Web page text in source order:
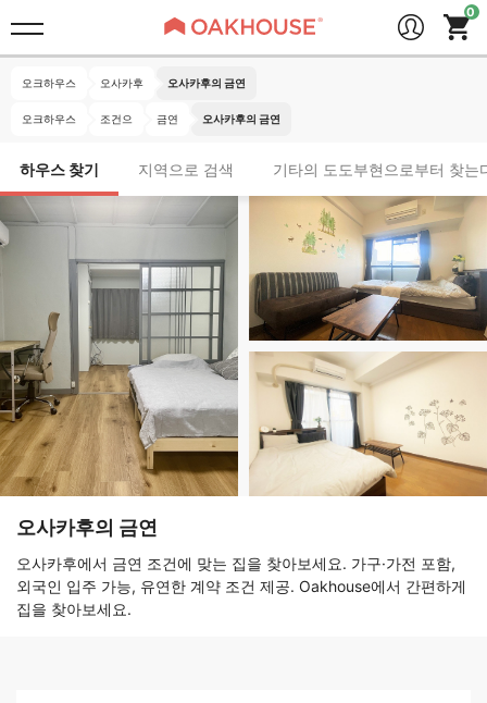
오크하우스 오사카후 오사카후의 금연
오크하우스 조건으 금연 오사카후의 금연
하우스 찾기 지역으로 검색 기타의 도도부현으로부터 찾는
오사카후의 금연
오사카후에서 금연 조건에 맞는 집을 찾아보세요. 가구·가전 포함,
외국인 입주 가능, 유연한 계약 조건 제공. Oakhouse에서 간편하게
집을 찾아보세요.